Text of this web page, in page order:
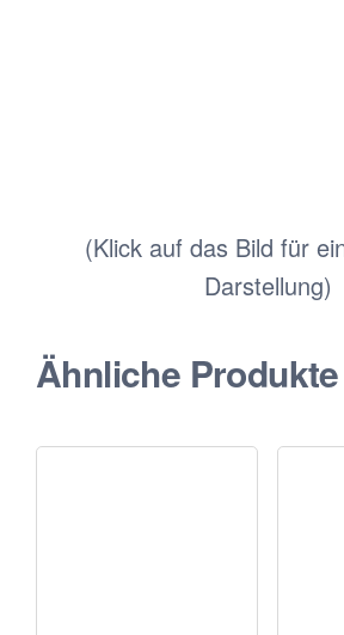
(Klick auf das Bild für
Darstellung)
Ähnliche Produkte